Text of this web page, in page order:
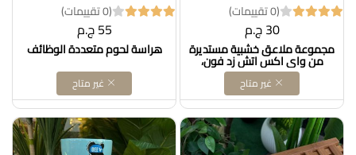
(0 تقييمات)
30 ج.م
مجموعة ملاعق خشبية مستديرة
من واي اكس اتش زد فون،
ملاعق مطبخ صغيرة، ملاعق طبخ
خشبية، ملاعق توابل صغيرة،
ملاعق ملح للمربى والسكر
والقهوة والشاي (6.8 × 2.4 × 1
سم)، 50 قطعةDollars for
import كود B0BKSQWKZ3
غير متاح
(0 تقييمات)
55 ج.م
هراسة لحوم متعددة الوظائف
غير متاح